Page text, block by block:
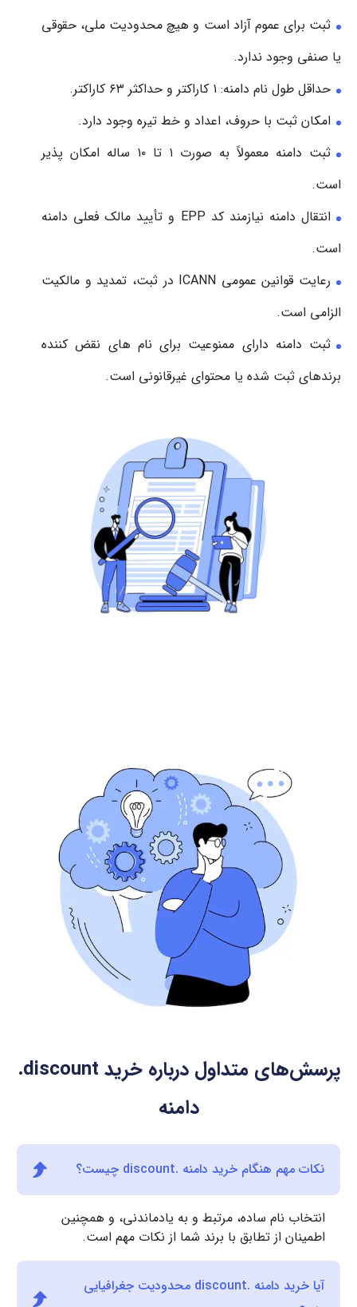
ثبت برای عموم آزاد است و هیچ محدودیت ملی، حقوقی
یا صنفی وجود ندارد.
حداقل طول نام دامنه: ۱ کاراکتر و حداکثر ۶۳ کاراکتر.
امکان ثبت با حروف، اعداد و خط تیره وجود دارد.
ثبت دامنه معمولاً به صورت ۱ تا ۱۰ ساله امکان پذیر
است.
انتقال دامنه نیازمند کد EPP و تأیید مالک فعلی دامنه
است.
رعایت قوانین عمومی ICANN در ثبت، تمدید و مالکیت
الزامی است.
ثبت دامنه دارای ممنوعیت برای نام های نقض کننده
برندهای ثبت شده یا محتوای غیرقانونی است.
.discount
دامنه
نکات مهم هنگام خرید دامنه .discount چیست؟
انتخاب نام ساده، مرتبط و به یادماندنی، و همچنین
اطمینان از تطابق با برند شما از نکات مهم است.
آیا خرید دامنه .discount محدودیت جغرافیایی